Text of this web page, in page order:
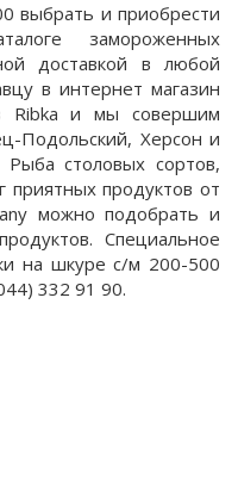
выбрать и приобрести
замороженных
доставкой в любой
в интернет магазин
Ribka и мы совершим
Подольский, Херсон и
столовых сортов,
приятных продуктов от
можно подобрать и
Специальное
на шкуре с/м 200-500
332 91 90.